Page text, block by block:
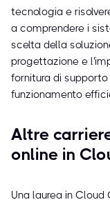
tecnologia e
a comprendere i
scelta della
progettazione e
fornitura di
funzionamento
Altre
online in
Una laurea in